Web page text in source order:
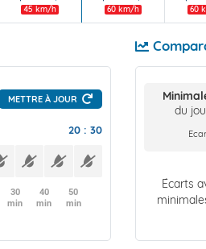
45 km/h 60 km/h 60
METTRE À JOUR
20 : 30
30
min
40
min
50
min
du
Écarts